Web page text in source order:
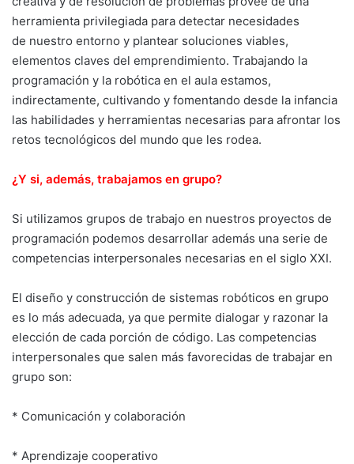
herramienta privilegiada para detectar necesidades
de nuestro entorno y plantear soluciones viables,
elementos claves del emprendimiento. Trabajando la
programación y la robótica en el aula estamos,
indirectamente, cultivando y fomentando desde la infancia
las habilidades y herramientas necesarias para afrontar los
retos tecnológicos del mundo que les rodea.
¿Y si, además, trabajamos en grupo?
Si utilizamos grupos de trabajo en nuestros proyectos de
programación podemos desarrollar además una serie de
competencias interpersonales necesarias en el siglo XXI.
El diseño y construcción de sistemas robóticos en grupo
es lo más adecuada, ya que permite dialogar y razonar la
elección de cada porción de código. Las competencias
interpersonales que salen más favorecidas de trabajar en
grupo son:
* Comunicación y colaboración
* Aprendizaje cooperativo